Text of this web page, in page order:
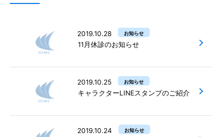
2019.10.28 お知らせ
11月休診のお知らせ
2019.10.25 お知らせ
キャラクターLINEスタンプのご紹介
2019.10.24 お知らせ